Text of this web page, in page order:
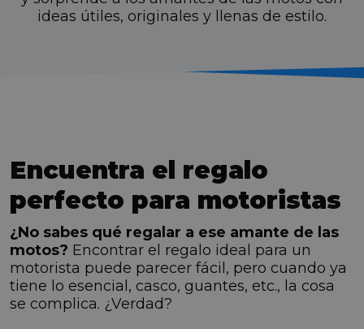
ideas útiles, originales y llenas de estilo.
Encuentra el regalo
perfecto para motoristas
¿No sabes qué regalar a ese amante de las
motos? Encontrar el regalo ideal para un
motorista puede parecer fácil, pero cuando ya
tiene lo esencial, casco, guantes, etc., la cosa
se complica. ¿Verdad?